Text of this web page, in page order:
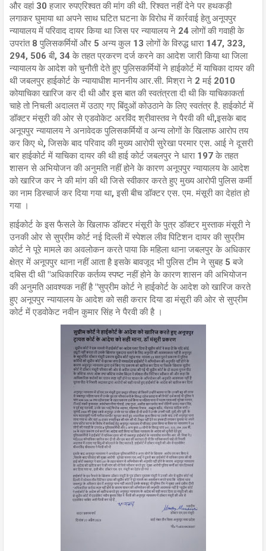
और वहां 30 हजार रुपएरिश्वत की मांग की थी. रिश्वत नहीं देने पर हथकड़ी
लगाकर घुमाया था अपने साथ घटित घटना के विरोध में कार्रवाई हेतु अनूपपुर
न्यायालय में परिवाद दायर किया था जिस पर न्यायालय ने 24 लोगों की गवाही के
उपरांत 8 पुलिसकर्मियों और 5 अन्य कुल 13 लोगों के विरुद्ध धारा 147, 323,
294, 506 बी, 34 के तहत प्रकरण दर्ज करने का आदेश जारी किया था जिला
न्यायालय के आदेश को चुनौती देते हुए पुलिसकर्मियों ने हाईकोर्ट में याचिका दायर की
थी जबलपुर हाईकोर्ट के न्यायाधीश माननीय आर.सी. मिश्रा ने 2 मई 2010
कोयाचिका खारिज कर दी थी और इस बात की स्वतंत्रता दी थी कि याचिकाकर्ता
चाहे तो निचली अदालत में उठाए गए बिंदुओं कोउठाने के लिए स्वतंत्र है. हाईकोर्ट में
डॉक्टर मंसूरी की ओर से एडवोकेट अरविंद श्रीवास्तव ने पैरवी की थी,इसके बाद
अनूपपुर न्यायालय ने अनावेदक पुलिसकर्मियों व अन्य लोगों के खिलाफ आरोप तय
कर किए थे, जिसके बाद परिवाद की मुख्य आरोपी सुरेखा परमार एस. आई ने दूसरी
बार हाईकोर्ट में याचिका दायर की थी हाई कोर्ट जबलपुर ने धारा 197 के तहत
शासन से अभियोजन की अनुमति नहीं होने के कारण अनूपपुर न्यायालय के आदेश
को खारिज कर ने की मांग की थी जिसे स्वीकार करते हुए मुख्य आरोपी पुलिस कर्मी
का नाम डिस्चार्ज कर दिया गया था, इसी बीच डॉक्टर एस. एम. मंसूरी का देहांत हो
गया ।
हाईकोर्ट के इस फैसले के खिलाफ डॉक्टर मंसूरी के पुत्र डॉक्टर मुस्ताक मंसूरी ने
उनकी ओर से सुप्रीम कोर्ट नई दिल्ली में स्पेशल लीव पिटिशन दायर की सुप्रीम
कोर्ट ने पूरे मामले का अवलोकन करते पाया कि महिला थाना जबलपुर के अधिकार
क्षेत्र में अनूपपुर थाना नहीं आता है इसके बावजूद भी पुलिस टीम ने सुबह 5 बजे
दबिस दी थी "अधिकारिक कर्तव्य स्पष्ट नहीं होने के कारण शासन की अभियोजन
की अनुमति आवश्यक नहीं है "सुप्रीम कोर्ट ने हाईकोर्ट के आदेश को खारिज करते
हुए अनूपपुर न्यायालय के आदेश को सही करार दिया डा मंसूरी की ओर से सुप्रीम
कोर्ट में एडवोकेट नवीन कुमार सिंह ने पैरवी की है ।